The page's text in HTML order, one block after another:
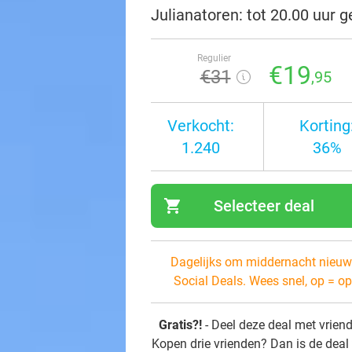
Julianatoren: tot 20.00 uur
Regulier
€31 €19,95
Verkocht:
1.240
36%
shopping_cart Selecteer deal
Dagelijks om middernacht
Social Deals. Wees snel, op =
Gratis?! - Deel deze deal met
Kopen drie vrienden? Dan is de